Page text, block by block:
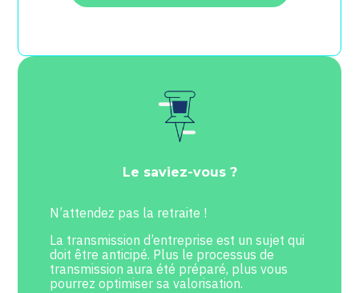
Le saviez-vous ?
N’attendez pas la retraite !
La transmission d’entreprise est un sujet qui
doit être anticipé. Plus le processus de
transmission aura été préparé, plus vous
pourrez optimiser sa valorisation.